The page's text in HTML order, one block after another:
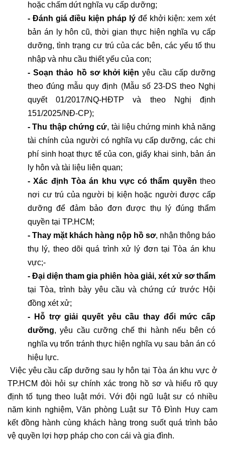
hoặc chấm dứt nghĩa vụ cấp dưỡng;
- Đánh giá điều kiện pháp lý để khởi kiện: xem xét
bản án ly hôn cũ, thời gian thực hiện nghĩa vụ cấp
dưỡng, tình trạng cư trú của các bên, các yếu tố thu
nhập và nhu cầu thiết yếu của con;
- Soạn thảo hồ sơ khởi kiện yêu cầu cấp dưỡng
theo đúng mẫu quy định (Mẫu số 23-DS theo Nghị
quyết 01/2017/NQ-HĐTP và theo Nghị định
151/2025/NĐ-CP);
- Thu thập chứng cứ, tài liệu chứng minh khả năng
tài chính của người có nghĩa vụ cấp dưỡng, các chi
phí sinh hoạt thực tế của con, giấy khai sinh, bản án
ly hôn và tài liệu liên quan;
- Xác định Tòa án khu vực có thẩm quyền theo
nơi cư trú của người bị kiện hoặc người được cấp
dưỡng để đảm bảo đơn được thụ lý đúng thẩm
quyền tại TP.HCM;
- Thay mặt khách hàng nộp hồ sơ, nhận thông báo
thụ lý, theo dõi quá trình xử lý đơn tại Tòa án khu
vực;-
- Đại diện tham gia phiên hòa giải, xét xử sơ thẩm
tại Tòa, trình bày yêu cầu và chứng cứ trước Hội
đồng xét xử;
- Hỗ trợ giải quyết yêu cầu thay đổi mức cấp
dưỡng, yêu cầu cưỡng chế thi hành nếu bên có
nghĩa vụ trốn tránh thực hiện nghĩa vụ sau bản án có
hiệu lực.
Việc yêu cầu cấp dưỡng sau ly hôn tại Tòa án khu vực ở
TP.HCM đòi hỏi sự chính xác trong hồ sơ và hiểu rõ quy
định tố tụng theo luật mới. Với đội ngũ luật sư có nhiều
năm kinh nghiệm, Văn phòng Luật sư Tô Đình Huy cam
kết đồng hành cùng khách hàng trong suốt quá trình bảo
vệ quyền lợi hợp pháp cho con cái và gia đình.